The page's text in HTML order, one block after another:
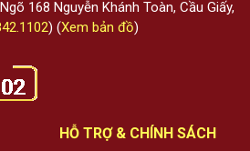
168 Nguyễn Khánh Toàn, Cầu Giấy,
) (Xem bản đồ)
HỖ TRỢ & CHÍNH SÁCH